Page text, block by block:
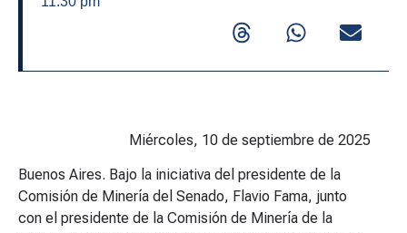
Miércoles, 10 de septiembre de 2025
Buenos Aires. Bajo la iniciativa del presidente de la
Comisión de Minería del Senado, Flavio Fama, junto
con el presidente de la Comisión de Minería de la